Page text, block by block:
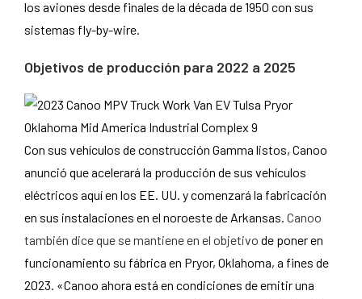
los aviones desde finales de la década de 1950 con sus
sistemas fly-by-wire.
Objetivos de producción para 2022 a 2025
Con sus vehículos de construcción Gamma listos, Canoo
anunció que acelerará la producción de sus vehículos
eléctricos aquí en los EE. UU. y comenzará la fabricación
en sus instalaciones en el noroeste de Arkansas. Canoo
también dice que se mantiene en el objetivo de poner en
funcionamiento su fábrica en Pryor, Oklahoma, a fines de
2023. «Canoo ahora está en condiciones de emitir una